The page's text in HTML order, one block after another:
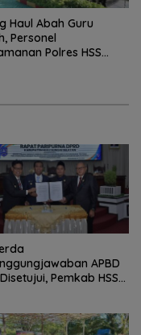
Haul Abah Guru
Personel
Polres HSS
APBD
Pemkab HSS